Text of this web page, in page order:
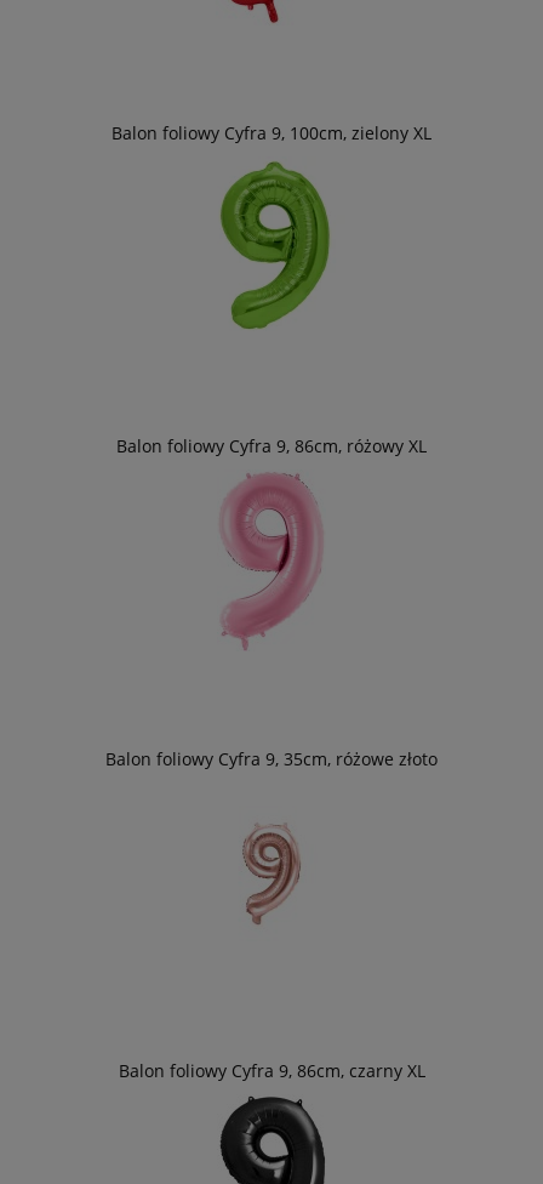
Balon foliowy Cyfra 9, 100cm, zielony XL
Balon foliowy Cyfra 9, 86cm, różowy XL
Balon foliowy Cyfra 9, 35cm, różowe złoto
Balon foliowy Cyfra 9, 86cm, czarny XL